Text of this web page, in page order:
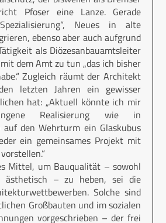
Pfoser eine Lanze. Gerade
Neues in alte
ebenso aber auch aufgrund
als Diözesanbauamtsleiter
dem Amt zu tun „das ich bisher
Zugleich räumt der Architekt
letzten Jahren ein gewisser
hat: „Aktuell könnte ich mir
Realisierung wie in
auf den Wehrturm ein Glaskubus
ein gemeinsames Projekt mit
Mittel, um Bauqualität – sowohl
ästhetisch – zu heben, sei die
Solche sind
Großbauten und im sozialen
vorgeschrieben – der frei